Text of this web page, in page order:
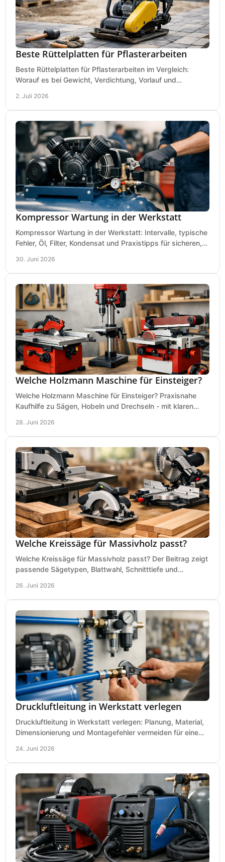
Beste Rüttelplatten für Pflasterarbeiten
Beste Rüttelplatten für Pflasterarbeiten im Vergleich:
Worauf es bei Gewicht, Verdichtung, Vorlauf und
2. Juli 2026
Kompressor Wartung in der Werkstatt
Kompressor Wartung in der Werkstatt: Intervalle, typische
Fehler, Öl, Filter, Kondensat und Praxistipps für sicheren,
30. Juni 2026
Welche Holzmann Maschine für Einsteiger?
Welche Holzmann Maschine für Einsteiger? Praxisnahe
Kaufhilfe zu Sägen, Hobeln und Drechseln - mit klaren
28. Juni 2026
Welche Kreissäge für Massivholz passt?
Welche Kreissäge für Massivholz passt? Der Beitrag zeigt
passende Sägetypen, Blattwahl, Schnitttiefe und
26. Juni 2026
Druckluftleitung in Werkstatt verlegen
Druckluftleitung in Werkstatt verlegen: Planung, Material,
Dimensionierung und Montagefehler vermeiden für eine
24. Juni 2026